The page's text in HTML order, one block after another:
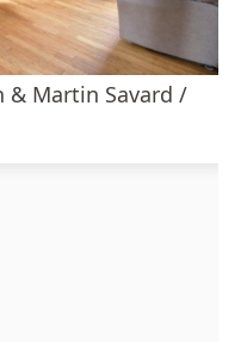
& Martin Savard /